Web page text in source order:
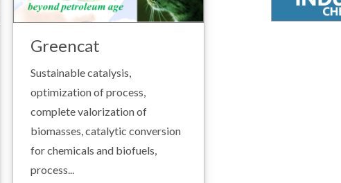
Greencat
Sustainable catalysis,
optimization of process,
complete valorization of
biomasses, catalytic conversion
for chemicals and biofuels,
process...